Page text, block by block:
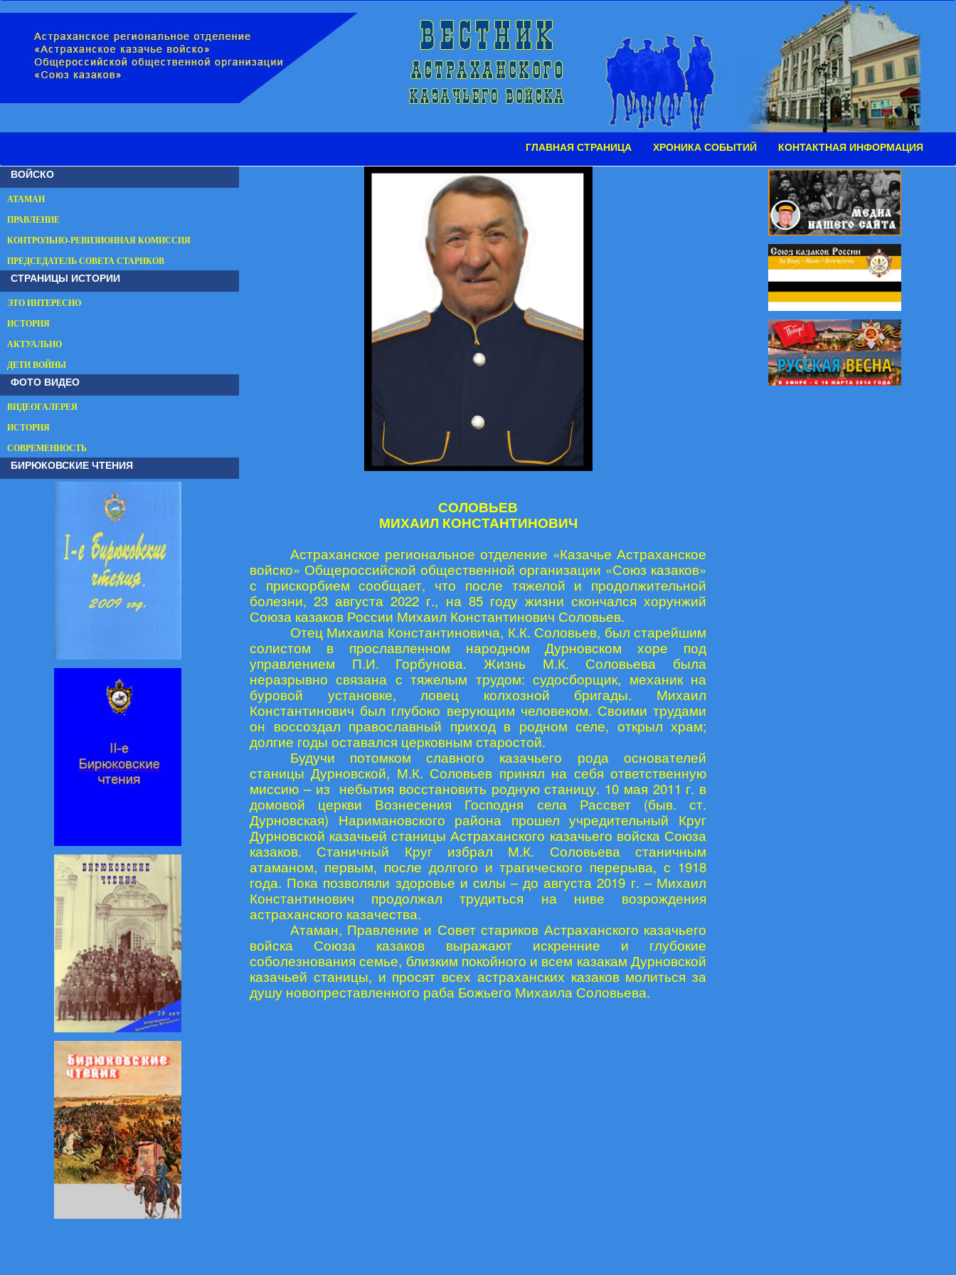
ГЛАВНАЯ СТРАНИЦА ХРОНИКА СОБЫТИЙ КОНТАКТНАЯ ИНФОРМАЦИЯ
ВОЙСКО
АТАМАН
ПРАВЛЕНИЕ
КОНТРОЛЬНО-РЕВИЗИОННАЯ КОМИССИЯ
ПРЕДСЕДАТЕЛЬ СОВЕТА СТАРИКОВ
СТРАНИЦЫ ИСТОРИИ
ЭТО ИНТЕРЕСНО
ИСТОРИЯ
АКТУАЛЬНО
ДЕТИ ВОЙНЫ
ФОТО ВИДЕО
ВИДЕОГАЛЕРЕЯ
ИСТОРИЯ
СОВРЕМЕННОСТЬ
БИРЮКОВСКИЕ ЧТЕНИЯ
СОЛОВЬЕВ
МИХАИЛ КОНСТАНТИНОВИЧ
Астраханское региональное отделение «Казачье Астраханское
войско» Общероссийской общественной организации «Союз казаков»
с прискорбием сообщает, что после тяжелой и продолжительной
болезни, 23 августа 2022 г., на 85 году жизни скончался хорунжий
Союза казаков России Михаил Константинович Соловьев.
Отец Михаила Константиновича, К.К. Соловьев, был старейшим
солистом в прославленном народном Дурновском хоре под
управлением П.И. Горбунова. Жизнь М.К. Соловьева была
неразрывно связана с тяжелым трудом: судосборщик, механик на
буровой установке, ловец колхозной бригады. Михаил
Константинович был глубоко верующим человеком. Своими трудами
он воссоздал православный приход в родном селе, открыл храм;
долгие годы оставался церковным старостой.
Будучи потомком славного казачьего рода основателей
станицы Дурновской, М.К. Соловьев принял на себя ответственную
миссию – из небытия восстановить родную станицу. 10 мая 2011 г. в
домовой церкви Вознесения Господня села Рассвет (быв. ст.
Дурновская) Наримановского района прошел учредительный Круг
Дурновской казачьей станицы Астраханского казачьего войска Союза
казаков. Станичный Круг избрал М.К. Соловьева станичным
атаманом, первым, после долгого и трагического перерыва, с 1918
года. Пока позволяли здоровье и силы – до августа 2019 г. – Михаил
Константинович продолжал трудиться на ниве возрождения
астраханского казачества.
Атаман, Правление и Совет стариков Астраханского казачьего
войска Союза казаков выражают искренние и глубокие
соболезнования семье, близким покойного и всем казакам Дурновской
казачьей станицы, и просят всех астраханских казаков молиться за
душу новопреставленного раба Божьего Михаила Соловьева.